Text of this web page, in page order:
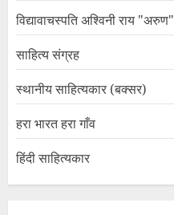
विद्यावाचस्पति अश्विनी राय "अरुण"
साहित्य संग्रह
स्थानीय साहित्यकार (बक्सर)
हरा भारत हरा गाँव
हिंदी साहित्यकार